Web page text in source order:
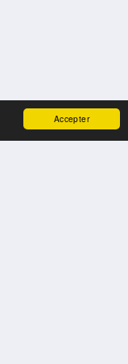
Accepter